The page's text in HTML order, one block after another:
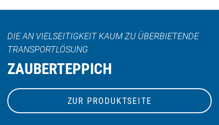
DIE AN VIELSEITIGKEIT KAUM ZU ÜBERBIETENDE
TRANSPORTLÖSUNG
ZAUBERTEPPICH
ZUR PRODUKTSEITE